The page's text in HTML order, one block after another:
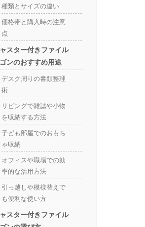
種類とサイズの違い
価格帯と購入時の注意
点
スター付きファイル
ンのおすすめ用途
デスク周りの書類整理
術
リビングで雑誌や小物
を収納する方法
子ども部屋でのおもち
ゃ収納
オフィスや職場での効
率的な活用方法
引っ越しや模様替えで
も便利な使い方
スター付きファイル